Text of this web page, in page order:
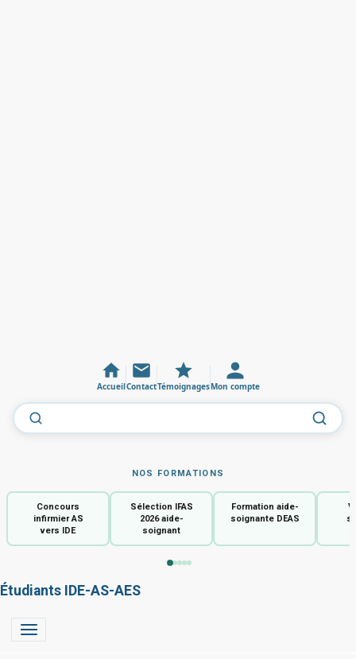
AccueilContactTémoignagesMon compte
NOS FORMATIONS
Concours
infirmier AS
vers IDE
Sélection IFAS
2026 aide-
soignant
Formation aide-
soignante DEAS
Étudiants IDE-AS-AES